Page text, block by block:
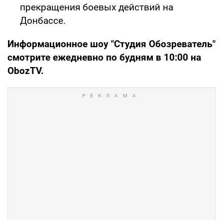
прекращения боевых действий на
Донбассе.
Информационное шоу "Студия Обозреватель"
смотрите ежедневно по будням в 10:00 на
ObozTV.